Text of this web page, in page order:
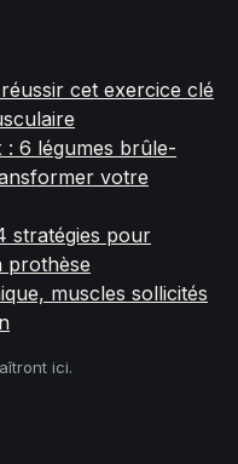
cet exercice clé
: 6 légumes brûle-
votre
stratégies pour
prothèse
muscles sollicités
ici.